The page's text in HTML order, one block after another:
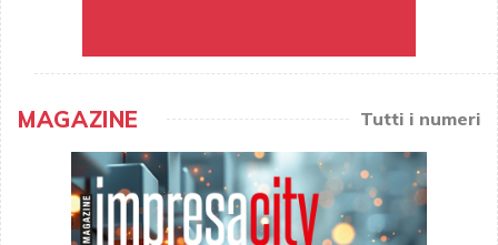
MAGAZINE Tutti i numeri